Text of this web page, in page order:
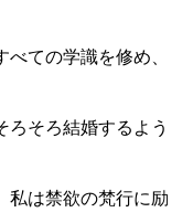
ての学識を修め、
そろ結婚するよう
私は禁欲の梵行に励